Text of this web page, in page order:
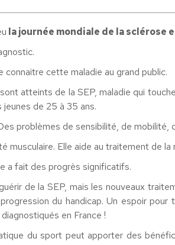
la journée mondiale de la sclérose
connaitre cette maladie au grand public.
atteints de la SEP, maladie qui
de 25 à 35 ans.
problèmes de sensibilité, de mobilité,
musculaire. Elle aide au traitement de la
a fait des progrès significatifs.
guérir de la SEP, mais les nouveaux
du handicap. Un espoir
en France !
du sport peut apporter des